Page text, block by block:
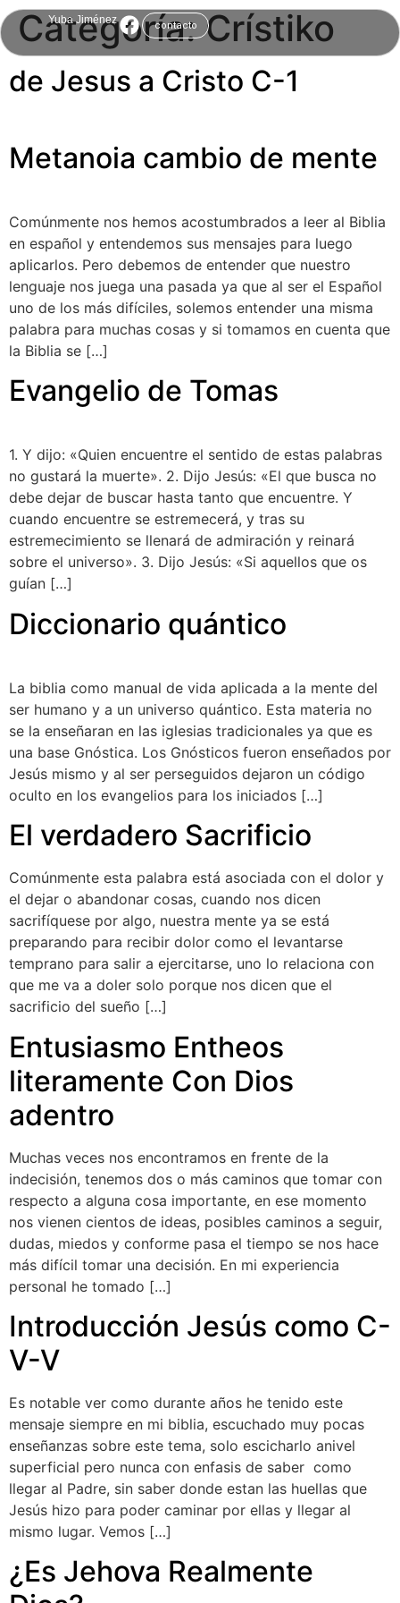
Yuba Jiménez contacto
Categoría:Crístiko
de Jesus a Cristo C-1
Metanoia cambio de mente
Comúnmente nos hemos acostumbrados a leer al Biblia
en español y entendemos sus mensajes para luego
aplicarlos. Pero debemos de entender que nuestro
lenguaje nos juega una pasada ya que al ser el Español
uno de los más difíciles, solemos entender una misma
palabra para muchas cosas y si tomamos en cuenta que
la Biblia se […]
Evangelio de Tomas
1. Y dijo: «Quien encuentre el sentido de estas palabras
no gustará la muerte». 2. Dijo Jesús: «El que busca no
debe dejar de buscar hasta tanto que encuentre. Y
cuando encuentre se estremecerá, y tras su
estremecimiento se llenará de admiración y reinará
sobre el universo». 3. Dijo Jesús: «Si aquellos que os
guían […]
Diccionario quántico
La biblia como manual de vida aplicada a la mente del
ser humano y a un universo quántico. Esta materia no
se la enseñaran en las iglesias tradicionales ya que es
una base Gnóstica. Los Gnósticos fueron enseñados por
Jesús mismo y al ser perseguidos dejaron un código
oculto en los evangelios para los iniciados […]
El verdadero Sacrificio
Comúnmente esta palabra está asociada con el dolor y
el dejar o abandonar cosas, cuando nos dicen
sacrifíquese por algo, nuestra mente ya se está
preparando para recibir dolor como el levantarse
temprano para salir a ejercitarse, uno lo relaciona con
que me va a doler solo porque nos dicen que el
sacrificio del sueño […]
Entusiasmo Entheos
literamente Con Dios
adentro
Muchas veces nos encontramos en frente de la
indecisión, tenemos dos o más caminos que tomar con
respecto a alguna cosa importante, en ese momento
nos vienen cientos de ideas, posibles caminos a seguir,
dudas, miedos y conforme pasa el tiempo se nos hace
más difícil tomar una decisión. En mi experiencia
personal he tomado […]
Introducción Jesús como C-
V-V
Es notable ver como durante años he tenido este
mensaje siempre en mi biblia, escuchado muy pocas
enseñanzas sobre este tema, solo escicharlo anivel
superficial pero nunca con enfasis de saber como
llegar al Padre, sin saber donde estan las huellas que
Jesús hizo para poder caminar por ellas y llegar al
mismo lugar. Vemos […]
¿Es Jehova Realmente